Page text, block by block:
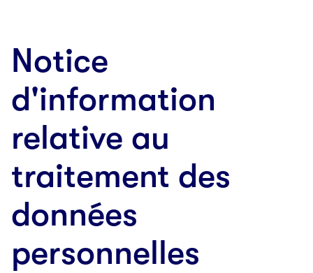
Notice
d'information
relative au
traitement des
données
personnelles